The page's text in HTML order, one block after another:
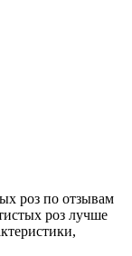
роз по отзывам
роз лучше